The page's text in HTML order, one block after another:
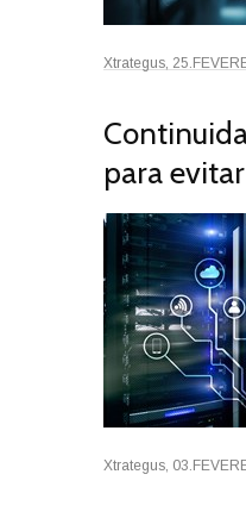
Xtrategus,
para
Xtrategus,